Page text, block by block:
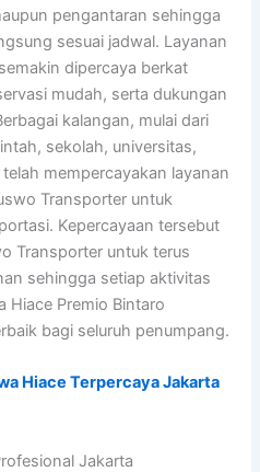
pengantaran sehingga
sesuai jadwal. Layanan
dipercaya berkat
mudah, serta dukungan
kalangan, mulai dari
sekolah, universitas,
mempercayakan layanan
Transporter untuk
Kepercayaan tersebut
Transporter untuk terus
sehingga setiap aktivitas
Hiace Premio Bintaro
bagi seluruh penumpang.
Hiace Terpercaya Jakarta
Jakarta